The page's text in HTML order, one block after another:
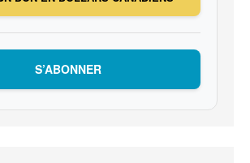
S’ABONNER